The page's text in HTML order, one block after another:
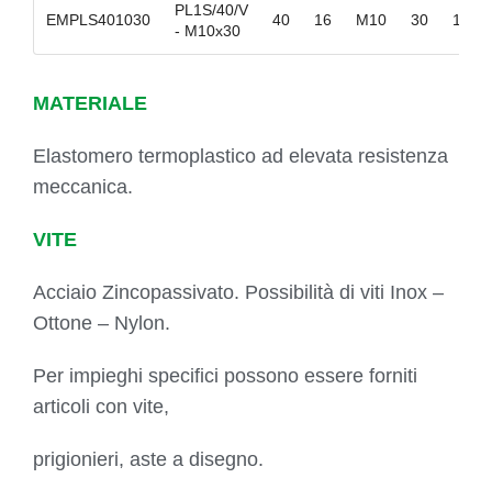
EMPLS401030
PL1S/40/V
- M10x30
40 16 M10 30 100
MATERIALE
Elastomero termoplastico ad elevata resistenza
meccanica.
VITE
Acciaio Zincopassivato. Possibilità di viti Inox –
Ottone – Nylon.
Per impieghi specifici possono essere forniti
articoli con vite,
prigionieri, aste a disegno.